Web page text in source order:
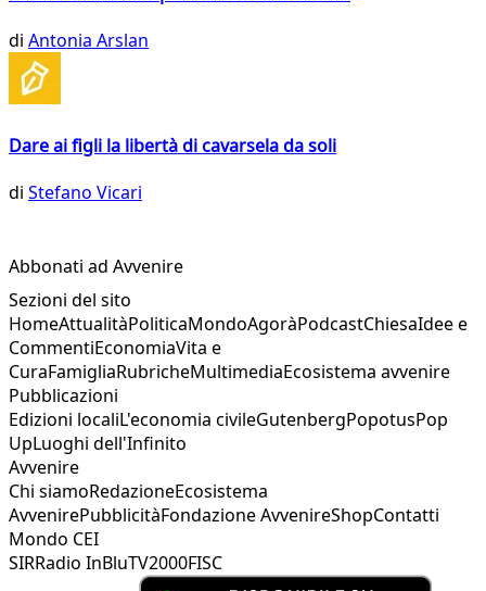
di Antonia Arslan
Dare ai figli la libertà di cavarsela da soli
di Stefano Vicari
Abbonati ad Avvenire
Sezioni del sito
HomeAttualitàPoliticaMondoAgoràPodcastChiesaIdee e
CommentiEconomiaVita e
CuraFamigliaRubricheMultimediaEcosistema avvenire
Pubblicazioni
Edizioni localiL'economia civileGutenbergPopotusPop
UpLuoghi dell'Infinito
Avvenire
Chi siamoRedazioneEcosistema
AvvenirePubblicitàFondazione AvvenireShopContatti
Mondo CEI
SIRRadio InBluTV2000FISC